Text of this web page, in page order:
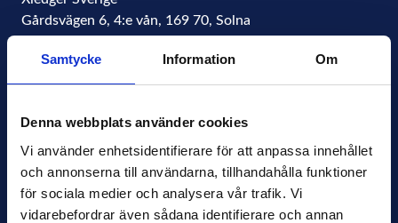
Samtycke Information Om
Denna webbplats använder cookies
Vi använder enhetsidentifierare för att anpassa innehållet
och annonserna till användarna, tillhandahålla funktioner
för sociala medier och analysera vår trafik. Vi
vidarebefordrar även sådana identifierare och annan
Gårdsvägen 6, 4:e vån, 169 70, Solna
Sweden
info@xledger.se
Sekretesspolicy
Terms of Use